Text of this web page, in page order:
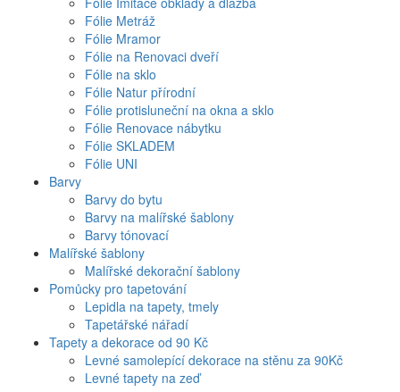
Fólie Metráž
Fólie Mramor
Fólie na Renovaci dveří
Fólie na sklo
Fólie Natur přírodní
Fólie protisluneční na okna a sklo
Fólie Renovace nábytku
Fólie SKLADEM
Fólie UNI
Barvy
Barvy do bytu
Barvy na malířské šablony
Barvy tónovací
Malířské šablony
Malířské dekorační šablony
Pomůcky pro tapetování
Lepidla na tapety, tmely
Tapetářské nářadí
Tapety a dekorace od 90 Kč
Levné samolepící dekorace na stěnu za 90Kč
Levné tapety na zeď